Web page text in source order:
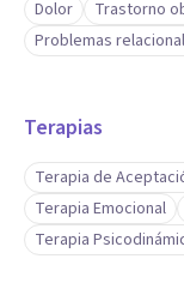
Dolor Trastorno
Problemas
Terapias
Terapia de
Terapia Emocional
Terapia